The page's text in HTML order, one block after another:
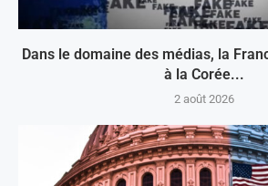
Dans le domaine des médias, la
à la Corée...
2 août 2026